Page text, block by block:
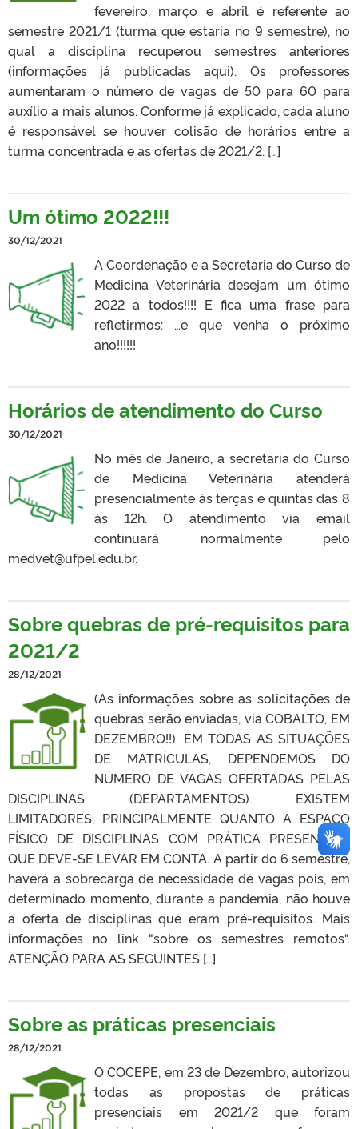
fevereiro, março e abril é referente ao
semestre 2021/1 (turma que estaria no 9 semestre), no
qual a disciplina recuperou semestres anteriores
(informações já publicadas aqui). Os professores
aumentaram o número de vagas de 50 para 60 para
auxílio a mais alunos. Conforme já explicado, cada aluno
é responsável se houver colisão de horários entre a
turma concentrada e as ofertas de 2021/2. […]
Um ótimo 2022!!!
30/12/2021
A Coordenação e a Secretaria do Curso de
Medicina Veterinária desejam um ótimo
2022 a todos!!!! E fica uma frase para
refletirmos: …e que venha o próximo
ano!!!!!!
Horários de atendimento do Curso
30/12/2021
No mês de Janeiro, a secretaria do Curso
de Medicina Veterinária atenderá
presencialmente às terças e quintas das 8
às 12h. O atendimento via email
continuará normalmente pelo
medvet@ufpel.edu.br.
Sobre quebras de pré-requisitos para
2021/2
28/12/2021
(As informações sobre as solicitações de
quebras serão enviadas, via COBALTO, EM
DEZEMBRO!!). EM TODAS AS SITUAÇÕES
DE MATRÍCULAS, DEPENDEMOS DO
NÚMERO DE VAGAS OFERTADAS PELAS
DISCIPLINAS (DEPARTAMENTOS). EXISTEM
LIMITADORES, PRINCIPALMENTE QUANTO A ESPAÇO
FÍSICO DE DISCIPLINAS COM PRÁTICA PRESENCIAL,
QUE DEVE-SE LEVAR EM CONTA. A partir do 6 semestre,
haverá a sobrecarga de necessidade de vagas pois, em
determinado momento, durante a pandemia, não houve
a oferta de disciplinas que eram pré-requisitos. Mais
informações no link “sobre os semestres remotos“.
ATENÇÃO PARA AS SEGUINTES […]
Sobre as práticas presenciais
28/12/2021
O COCEPE, em 23 de Dezembro, autorizou
todas as propostas de práticas
presenciais em 2021/2 que foram